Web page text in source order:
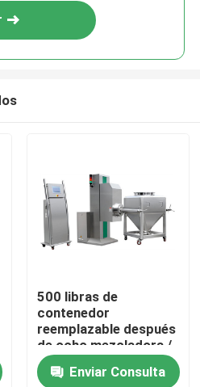
500 libras de
contenedor
reemplazable después
de ocho mezcladora /
Stagehand Shaker con
contenedorEnviar Consulta